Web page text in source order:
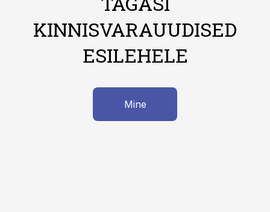
KINNISVARAUUDISED
ESILEHELE
Mine